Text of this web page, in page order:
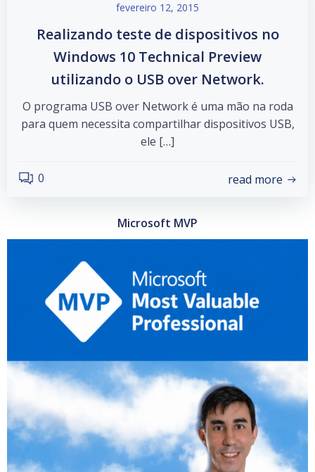
fevereiro 12, 2015
Realizando teste de dispositivos no
Windows 10 Technical Preview
utilizando o USB over Network.
O programa USB over Network é uma mão na roda
para quem necessita compartilhar dispositivos USB,
ele […]
0 read more
Microsoft MVP